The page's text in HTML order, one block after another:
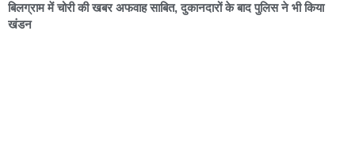
बिलग्राम में चोरी की खबर अफवाह साबित, दुकानदारों के बाद पुलिस ने भी किया
खंडन